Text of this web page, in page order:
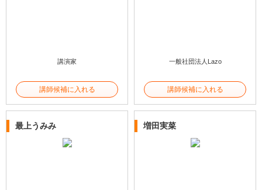
講演家
講師候補に入れる
一般社団法人Lazo
講師候補に入れる
最上うみみ 増田実菜